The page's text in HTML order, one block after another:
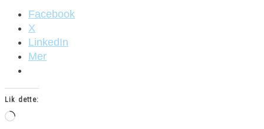
Facebook
X
LinkedIn
Mer
Lik dette:
Laster